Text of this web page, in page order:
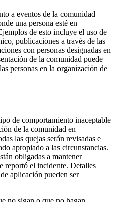
a eventos de la comunidad
una persona esté en
de esto incluye el uso de
publicaciones a través de las
con personas designadas en
de la comunidad puede
personas en la organización de
de comportamiento inaceptable
de la comunidad en
las quejas serán revisadas e
apropiado a las circunstancias.
obligadas a mantener
reportó el incidente. Detalles
aplicación pueden ser